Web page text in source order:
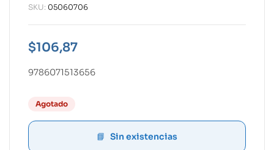
SKU: 05060706
$106,87
9786071513656
Agotado
Sin existencias